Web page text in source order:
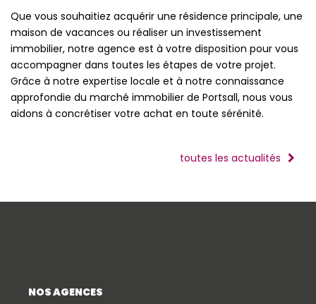
Que vous souhaitiez acquérir une résidence principale, une
maison de vacances ou réaliser un investissement
immobilier, notre agence est à votre disposition pour vous
accompagner dans toutes les étapes de votre projet.
Grâce à notre expertise locale et à notre connaissance
approfondie du marché immobilier de Portsall, nous vous
aidons à concrétiser votre achat en toute sérénité.
toutes les actualités
NOS AGENCES